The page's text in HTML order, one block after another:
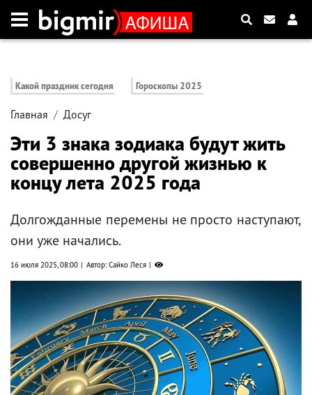
Какой праздник сегодня Гороскопы 2025
Главная Досуг
Эти 3 знака зодиака будут жить
совершенно другой жизнью к
концу лета 2025 года
Долгожданные перемены не просто наступают,
они уже начались.
16 июля 2025, 08:00 Автор: Сайко Леся